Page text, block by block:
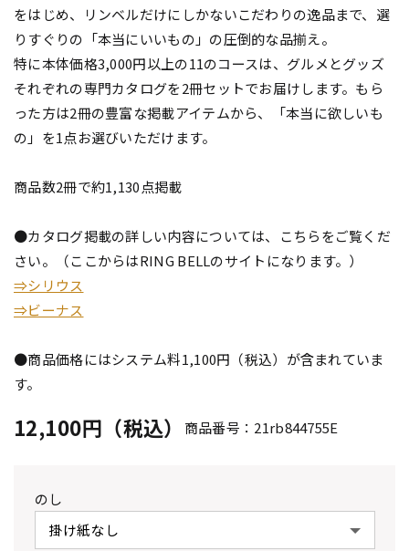
をはじめ、リンベルだけにしかないこだわりの逸品まで、選
りすぐりの「本当にいいもの」の圧倒的な品揃え。
特に本体価格3,000円以上の11のコースは、グルメとグッズ
それぞれの専門カタログを2冊セットでお届けします。もら
った方は2冊の豊富な掲載アイテムから、「本当に欲しいも
の」を1点お選びいただけます。
商品数2冊で約1,130点掲載
●カタログ掲載の詳しい内容については、こちらをご覧くだ
さい。（ここからはRING BELLのサイトになります。）
⇒シリウス
⇒ビーナス
●商品価格にはシステム料1,100円（税込）が含まれていま
す。
12,100円（税込） 商品番号：21rb844755E
のし